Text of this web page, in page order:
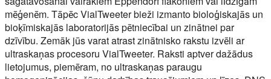
mēģenēm. Tāpēc VialTweeter bieži izmanto bioloģiskajās un
bioķīmiskajās laboratorijās pētniecībai un zinātnei par
dzīvību. Zemāk jūs varat atrast zinātnisko rakstu izvēli ar
ultraskaņas procesoru VialTweeter. Raksti aptver dažādus
lietojumus, piemēram, no ultraskaņas paraugu